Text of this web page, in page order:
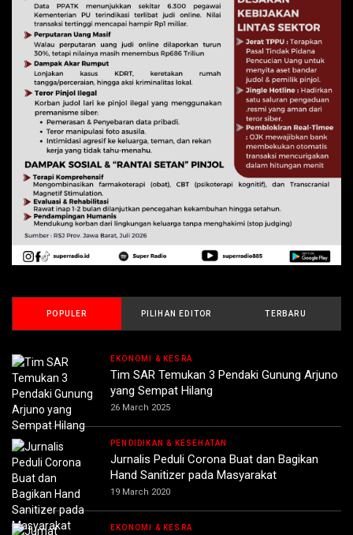
POPULER PILIHAN EDITOR TERBARU
EKONOMI & KESRA
Tim SAR Temukan 3 Pendaki Gunung Arjuno
yang Sempat Hilang
26 March 2025
PENDIDIKAN & KESEHATAN
Jurnalis Peduli Corona Buat dan Bagikan
Hand Sanitizer pada Masyarakat
19 March 2020
EKONOMI & KESRA